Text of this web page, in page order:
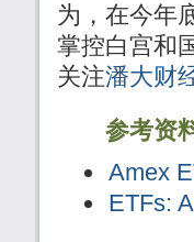
为，在今年
掌控白宫和
关注潘大财
参考资
Amex
ETFs: